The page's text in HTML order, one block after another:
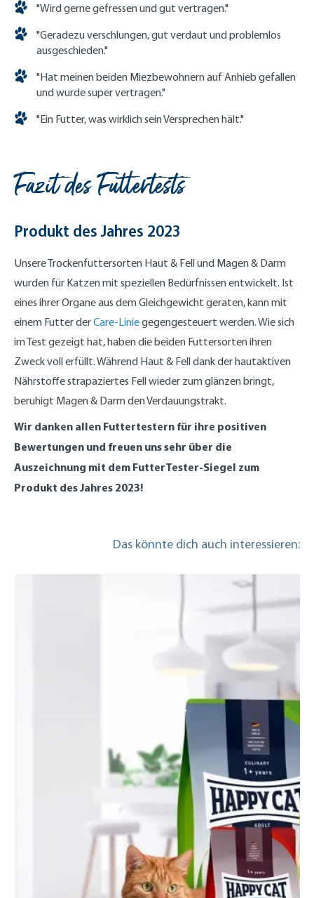
"Wird gerne gefressen und gut vertragen."
"Geradezu verschlungen, gut verdaut und problemlos
ausgeschieden."
"Hat meinen beiden Miezbewohnern auf Anhieb gefallen
und wurde super vertragen."
"Ein Futter, was wirklich sein Versprechen hält."
Fazit des Futtertests
Produkt des Jahres 2023
Unsere Trockenfuttersorten Haut & Fell und Magen & Darm
wurden für Katzen mit speziellen Bedürfnissen entwickelt. Ist
eines ihrer Organe aus dem Gleichgewicht geraten, kann mit
einem Futter derCare-Liniegegengesteuert werden. Wie sich
im Test gezeigt hat, haben die beiden Futtersorten ihren
Zweck voll erfüllt. Während Haut & Fell dank der hautaktiven
Nährstoffe strapaziertes Fell wieder zum glänzen bringt,
beruhigt Magen & Darm den Verdauungstrakt.
Wir danken allen Futtertestern für ihre positiven
Bewertungen und freuen uns sehr über die
Auszeichnung mit dem FutterTester-Siegel zum
Produkt des Jahres 2023!
Das könnte dich auch interessieren: